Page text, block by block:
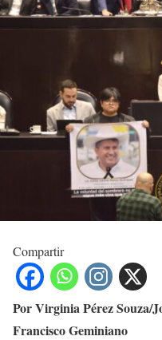
Compartir
Por Virginia Pérez Souza/
Francisco Geminiano